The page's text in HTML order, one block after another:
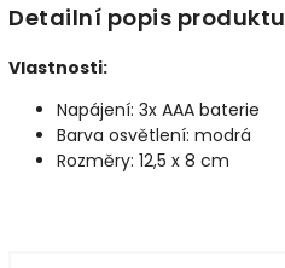
Detailní popis produktu
Vlastnosti:
Napájení: 3x AAA baterie
Barva osvětlení: modrá
Rozměry: 12,5 x 8 cm